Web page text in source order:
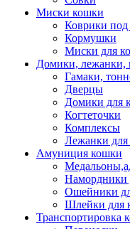
Миски кошки
Коврики
Кормушки
Миски для
Домики, лежанки,
Гамаки,
Дверцы
Домики для
Когтеточки
Комплексы
Лежанки
Амуниция кошки
Намордники
Ошейники
Шлейки для
Транспортировка